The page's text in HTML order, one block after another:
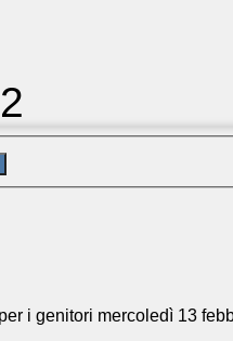
i genitori mercoledì 13